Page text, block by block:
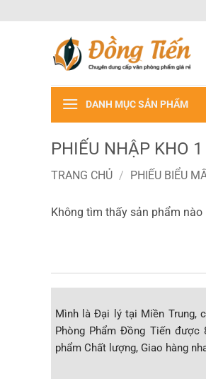
qua
DANH MỤC SẢN PHẨM
PHIẾU NHẬP KHO
TRANG CHỦ / PHIẾU BIỂU
Không tìm thấy sản phẩm
Mình là Đại lý tại Miền Trung,
Phòng Phẩm Đồng Tiến
phẩm Chất lượng, Giao hàng